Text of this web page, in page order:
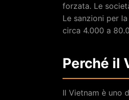
forzata. Le
Le sanzioni per
circa 4.000 a
Perché il
Il Vietnam è uno